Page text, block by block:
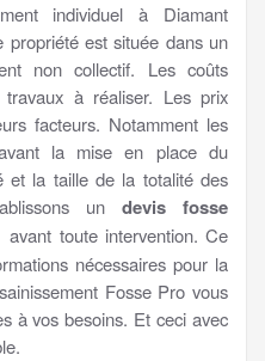
individuel à Diamant
propriété est située dans un
non collectif. Les coûts
à réaliser. Les prix
facteurs. Notamment les
avant la mise en place du
et la taille de la totalité des
un devis fosse
toute intervention. Ce
nécessaires pour la
Fosse Pro vous
à vos besoins. Et ceci avec